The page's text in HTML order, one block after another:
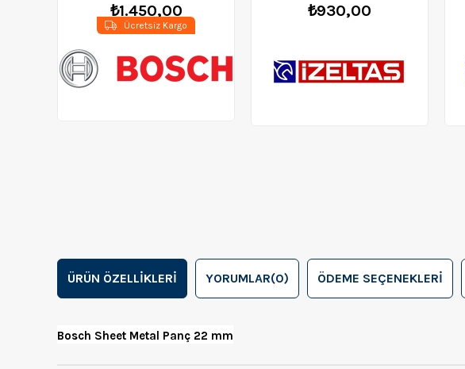
₺1.450,00
Ücretsiz Kargo
₺930,00
ÜRÜN ÖZELLIKLERI YORUMLAR(0) ÖDEME SEÇENEKLERI
Bosch Sheet Metal Panç 22 mm